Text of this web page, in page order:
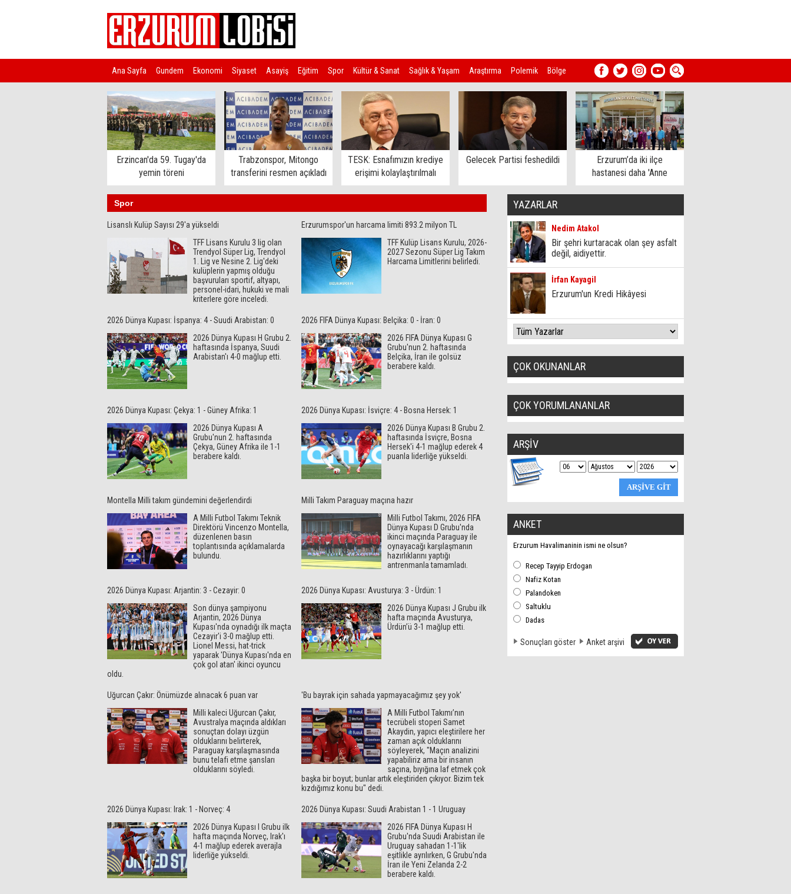
Ana Sayfa Gundem Ekonomi Siyaset Asayiş Eğitim Spor Kültür & Sanat Sağlık & Yaşam Araştırma Polemik Bölge
Türkiye
Erzincan'da 59. Tugay'da
yemin töreni
Trabzonspor, Mitongo
transferini resmen açıkladı
TESK: Esnafımızın krediye
erişimi kolaylaştırılmalı
Gelecek Partisi feshedildi
Erzurum’da iki ilçe
hastanesi daha 'Anne
Dostu' oldu
Spor
Lisanslı Kulüp Sayısı 29'a yükseldi
TFF Lisans Kurulu 3 lig olan
Trendyol Süper Lig, Trendyol
1. Lig ve Nesine 2. Lig'deki
kulüplerin yapmış olduğu
başvuruları sportif, altyapı,
personel-idari, hukuki ve mali
kriterlere göre inceledi.
Erzurumspor'un harcama limiti 893.2 milyon TL
TFF Kulüp Lisans Kurulu, 2026-
2027 Sezonu Süper Lig Takım
Harcama Limitlerini belirledi.
2026 Dünya Kupası: İspanya: 4 - Suudi Arabistan: 0
2026 Dünya Kupası H Grubu 2.
haftasında İspanya, Suudi
Arabistan'ı 4-0 mağlup etti.
2026 FIFA Dünya Kupası: Belçika: 0 - İran: 0
2026 FIFA Dünya Kupası G
Grubu'nun 2. haftasında
Belçika, İran ile golsüz
berabere kaldı.
2026 Dünya Kupası: Çekya: 1 - Güney Afrika: 1
2026 Dünya Kupası A
Grubu'nun 2. haftasında
Çekya, Güney Afrika ile 1-1
berabere kaldı.
2026 Dünya Kupası: İsviçre: 4 - Bosna Hersek: 1
2026 Dünya Kupası B Grubu 2.
haftasında İsviçre, Bosna
Hersek'i 4-1 mağlup ederek 4
puanla liderliğe yükseldi.
Montella Milli takım gündemini değerlendirdi
A Milli Futbol Takımı Teknik
Direktörü Vincenzo Montella,
düzenlenen basın
toplantısında açıklamalarda
bulundu.
Milli Takım Paraguay maçına hazır
Milli Futbol Takımı, 2026 FIFA
Dünya Kupası D Grubu'nda
ikinci maçında Paraguay ile
oynayacağı karşılaşmanın
hazırlıklarını yaptığı
antrenmanla tamamladı.
2026 Dünya Kupası: Arjantin: 3 - Cezayir: 0
Son dünya şampiyonu
Arjantin, 2026 Dünya
Kupası'nda oynadığı ilk maçta
Cezayir'i 3-0 mağlup etti.
Lionel Messi, hat-trick
yaparak 'Dünya Kupası'nda en
çok gol atan' ikinci oyuncu
oldu.
2026 Dünya Kupası: Avusturya: 3 - Ürdün: 1
2026 Dünya Kupası J Grubu ilk
hafta maçında Avusturya,
Ürdün’ü 3-1 mağlup etti.
Uğurcan Çakır: Önümüzde alınacak 6 puan var
Milli kaleci Uğurcan Çakır,
Avustralya maçında aldıkları
sonuçtan dolayı üzgün
olduklarını belirterek,
Paraguay karşılaşmasında
bunu telafi etme şansları
olduklarını söyledi.
'Bu bayrak için sahada yapmayacağımız şey yok'
A Milli Futbol Takımı’nın
tecrübeli stoperi Samet
Akaydin, yapıcı eleştirilere her
zaman açık olduklarını
söyleyerek, "Maçın analizini
yapabiliriz ama bir insanın
saçına, bıyığına laf etmek çok
başka bir boyut; bunlar artık eleştiriden çıkıyor. Bizim tek
kızdığımız konu bu" dedi.
2026 Dünya Kupası: Irak: 1 - Norveç: 4
2026 Dünya Kupası I Grubu ilk
hafta maçında Norveç, Irak'ı
4-1 mağlup ederek averajla
liderliğe yükseldi.
2026 Dünya Kupası: Suudi Arabistan 1 - 1 Uruguay
2026 FIFA Dünya Kupası H
Grubu'nda Suudi Arabistan ile
Uruguay sahadan 1-1'lik
eşitlikle ayrılırken, G Grubu'nda
İran ile Yeni Zelanda 2-2
berabere kaldı.
YAZARLAR
Nedim Atakol
Bir şehri kurtaracak olan şey asfalt
değil, aidiyettir.
İrfan Kayagil
Erzurum'un Kredi Hikâyesi
ÇOK OKUNANLAR
ÇOK YORUMLANANLAR
ARŞİV
ANKET
Erzurum Havalimaninin ismi ne olsun?
Recep Tayyip Erdogan
Nafiz Kotan
Palandoken
Saltuklu
Dadas
Sonuçları göster Anket arşivi